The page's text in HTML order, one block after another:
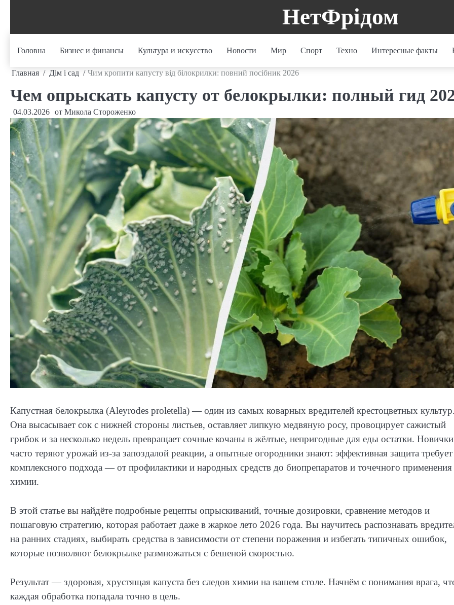
НетФрідом
Головна Бизнес и финансы Культура и искусство Новости Мир Спорт Техно Интересные факты
Главная Дім і сад Чим кропити капусту від білокрилки: повний посібник 2026
Чем опрыскать капусту от белокрылки: полный гид
04.03.2026 от Микола Стороженко
Капустная белокрылка (Aleyrodes proletella) — один из самых коварных вредителей крестоцветных культур.
Она высасывает сок с нижней стороны листьев, оставляет липкую медвяную росу, провоцирует сажистый
грибок и за несколько недель превращает сочные кочаны в жёлтые, непригодные для еды остатки. Новички
часто теряют урожай из-за запоздалой реакции, а опытные огородники знают: эффективная защита требует
комплексного подхода — от профилактики и народных средств до биопрепаратов и точечного применения
химии.
В этой статье вы найдёте подробные рецепты опрыскиваний, точные дозировки, сравнение методов и
пошаговую стратегию, которая работает даже в жаркое лето 2026 года. Вы научитесь распознавать
на ранних стадиях, выбирать средства в зависимости от степени поражения и избегать типичных ошибок,
которые позволяют белокрылке размножаться с бешеной скоростью.
Результат — здоровая, хрустящая капуста без следов химии на вашем столе. Начнём с понимания врага,
каждая обработка попадала точно в цель.